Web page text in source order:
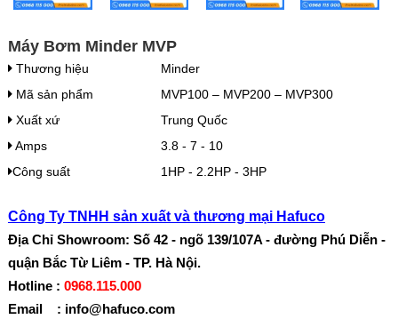
Máy Bơm Minder MVP
Thương hiệu
Minder
Mã sản phẩm
MVP100 – MVP200 – MVP300
Xuất xứ
Trung Quốc
Amps
3.8 - 7 - 10
Công suất
1HP - 2.2HP - 3HP
Công Ty TNHH sản xuất và thương mại Hafuco
Địa Chỉ Showroom: Số 42 - ngõ 139/107A - đường Phú Diễn -
quận Bắc Từ Liêm - TP. Hà Nội.
Hotline : 0968.115.000
Email : info@hafuco.com